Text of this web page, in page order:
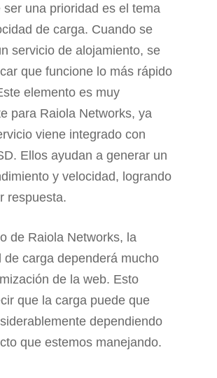
ser una prioridad es el tema
de carga. Cuando se
servicio de alojamiento, se
que funcione lo más rápido
elemento es muy
para Raiola Networks, ya
viene integrado con
Ellos ayudan a generar un
y velocidad, logrando
respuesta.
de Raiola Networks, la
de carga dependerá mucho
de la web. Esto
que la carga puede que
dependiendo
que estemos manejando.